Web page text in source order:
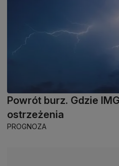
Powrót burz. Gdzie
ostrzeżenia
PROGNOZA